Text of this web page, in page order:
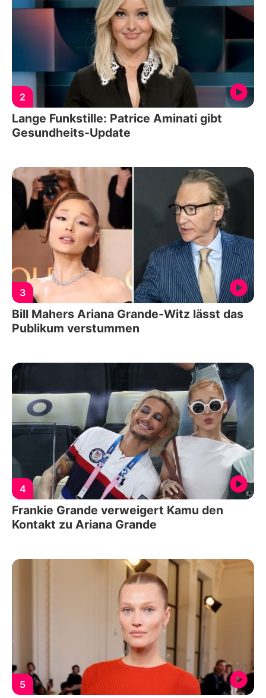
2
Lange Funkstille: Patrice Aminati gibt
Gesundheits-Update
3
Bill Mahers Ariana Grande-Witz lässt das
Publikum verstummen
4
Frankie Grande verweigert Kamu den
Kontakt zu Ariana Grande
5